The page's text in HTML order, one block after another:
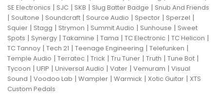
SE Electronics | SJC | SKB | Slug Batter Badge | Snub And Friends
| Soultone | Soundcraft | Source Audio | Spector | Sperzel |
Squier | Stagg | Strymon | Summit Audio | Sunhouse | Sweet
Spots | Synergy | Takamine | Tama | TC Electronic | TC Helicon |
TC Tannoy | Tech 21 | Teenage Engineering | Telefunken |
Temple Audio | Terratec | Trick | Tru Tuner | Truth | Tune Bot |
Tycoon | UFIP | Universal Audio | Vater | Vemuram | Visual
Sound | Voodoo Lab | Wampler | Warmick | Xotic Guitar | XTS
Custom Pedals